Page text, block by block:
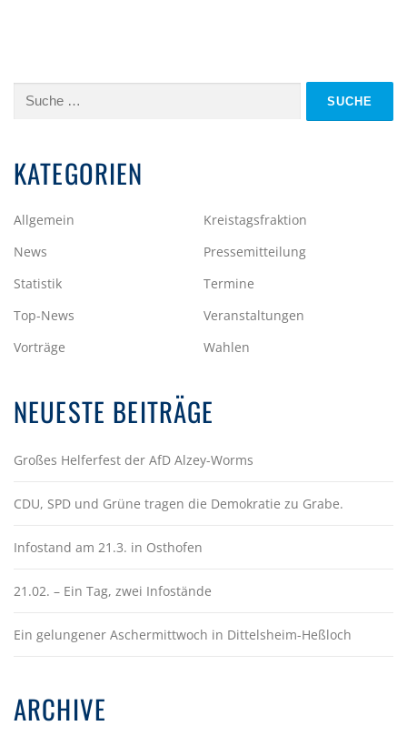
Suche
KATEGORIEN
Allgemein
Kreistagsfraktion
News
Pressemitteilung
Statistik
Termine
Top-News
Veranstaltungen
Vorträge
Wahlen
NEUESTE BEITRÄGE
Großes Helferfest der AfD Alzey-Worms
CDU, SPD und Grüne tragen die Demokratie zu Grabe.
Infostand am 21.3. in Osthofen
21.02. – Ein Tag, zwei Infostände
Ein gelungener Aschermittwoch in Dittelsheim-Heßloch
ARCHIVE